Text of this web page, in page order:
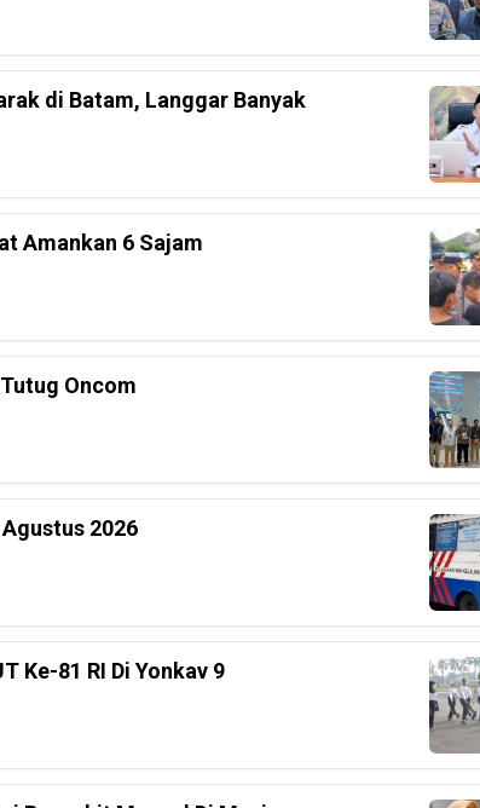
di Batam, Langgar Banyak
Amankan 6 Sajam
Oncom
2026
Ke-81 RI Di Yonkav 9